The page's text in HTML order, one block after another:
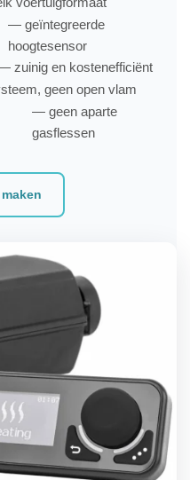
— geïntegreerde
hoogtesensor
zuinig en kostenefficiënt
geen open vlam
— geen aparte
gasflessen